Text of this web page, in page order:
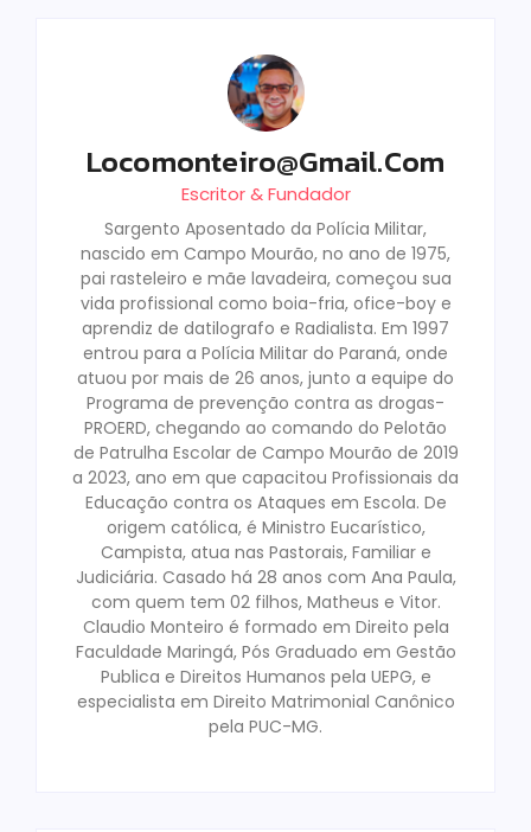
Locomonteiro@gmail.com
Escritor & Fundador
Sargento Aposentado da Polícia Militar,
nascido em Campo Mourão, no ano de 1975,
pai rasteleiro e mãe lavadeira, começou sua
vida profissional como boia-fria, ofice-boy e
aprendiz de datilografo e Radialista. Em 1997
entrou para a Polícia Militar do Paraná, onde
atuou por mais de 26 anos, junto a equipe do
Programa de prevenção contra as drogas-
PROERD, chegando ao comando do Pelotão
de Patrulha Escolar de Campo Mourão de 2019
a 2023, ano em que capacitou Profissionais da
Educação contra os Ataques em Escola. De
origem católica, é Ministro Eucarístico,
Campista, atua nas Pastorais, Familiar e
Judiciária. Casado há 28 anos com Ana Paula,
com quem tem 02 filhos, Matheus e Vitor.
Claudio Monteiro é formado em Direito pela
Faculdade Maringá, Pós Graduado em Gestão
Publica e Direitos Humanos pela UEPG, e
especialista em Direito Matrimonial Canônico
pela PUC-MG.